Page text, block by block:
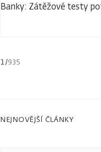
Banky: Zátěžové testy
1/935
NEJNOVĚJŠÍ ČLÁNKY